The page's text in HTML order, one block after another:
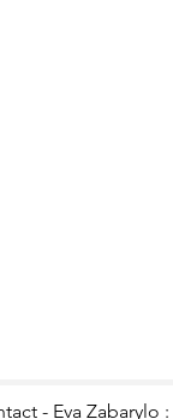
- Eva Zabarylo :